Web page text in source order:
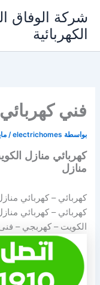
المحتوى
شركة الوفاق
الكهربائية
فني
بواسطة electrichomes
/مايو
منازل
كهربائي – كهربائي
كهربائي – كهربائي
الكويت – كهربجي –